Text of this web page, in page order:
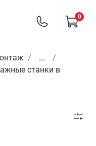
0
...
станки в